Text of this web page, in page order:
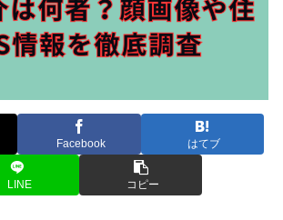
Facebook はてブ
LINE コピー